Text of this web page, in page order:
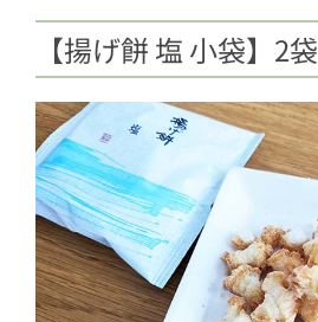
【揚げ餅 塩 小袋】2袋